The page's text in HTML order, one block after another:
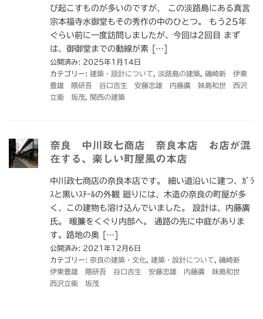
び起こすものが多いのですが、 この淡路島にある真言
宗本福寺水御堂もその秀作の中のひとつ。 もう25年
ぐらい前に一度訪問しましたが、今回は2回目 まず
は、御御堂までの動線が素 […]
公開済み: 2025年1月14日
カテゴリー: 建築・設計について 淡路島の建築
磯崎新 伊東
豊雄 隈研吾 谷口吉生 安藤忠雄 内藤廣 妹島和世 西沢
立衛 坂茂
関西の建築
奈良 中川政七商店 奈良本店 お店が混
在する、楽しい町屋風の本店
中川政七商店の奈良本店です。 細い道沿いに建つ、ｶﾞﾗ
ｽと黒いｽﾁｰﾙの外観 廻りには、木造の奈良の町屋が多
く、この建物も溶け込んでいました。 設計は、内藤廣
氏。 暖簾をくぐり内部へ。 通路の先に中庭がありま
す。路地の奥 […]
公開済み: 2021年12月6日
カテゴリー: 奈良の建築・文化 建築・設計について
磯崎新
伊東豊雄 隈研吾 谷口吉生 安藤忠雄 内藤廣 妹島和世
西沢立衛 坂茂